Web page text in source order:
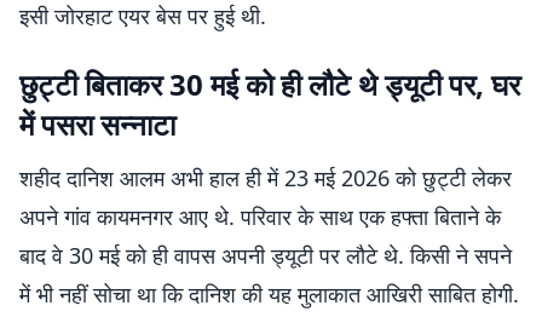
इसी जोरहाट एयर बेस पर हुई थी.
छुट्टी बिताकर 30 मई को ही लौटे थे ड्यूटी पर, घर
में पसरा सन्नाटा
शहीद दानिश आलम अभी हाल ही में 23 मई 2026 को छुट्टी लेकर
अपने गांव कायमनगर आए थे. परिवार के साथ एक हफ्ता बिताने के
बाद वे 30 मई को ही वापस अपनी ड्यूटी पर लौटे थे. किसी ने सपने
में भी नहीं सोचा था कि दानिश की यह मुलाकात आखिरी साबित होगी.